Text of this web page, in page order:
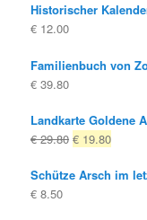
Historischer
€ 12.00
Familienbuch von
€ 39.80
Landkarte Goldene
€29.80 Ursprünglicher
war:
€ 19.80Aktueller
ist:
Schütze Arsch im
€ 8.50